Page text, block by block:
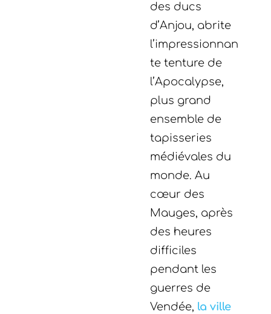
des ducs
d’Anjou, abrite
l’impressionnan
te tenture de
l’Apocalypse,
plus grand
ensemble de
tapisseries
médiévales du
monde. Au
cœur des
Mauges, après
des heures
difficiles
pendant les
guerres de
Vendée, la ville